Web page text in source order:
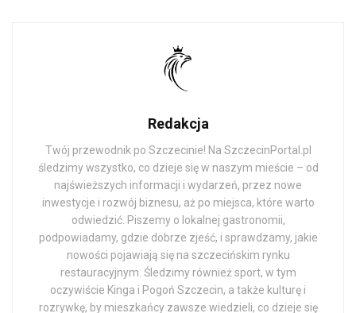
Redakcja
Twój przewodnik po Szczecinie! Na SzczecinPortal.pl
śledzimy wszystko, co dzieje się w naszym mieście – od
najświeższych informacji i wydarzeń, przez nowe
inwestycje i rozwój biznesu, aż po miejsca, które warto
odwiedzić. Piszemy o lokalnej gastronomii,
podpowiadamy, gdzie dobrze zjeść, i sprawdzamy, jakie
nowości pojawiają się na szczecińskim rynku
restauracyjnym. Śledzimy również sport, w tym
oczywiście Kinga i Pogoń Szczecin, a także kulturę i
rozrywkę, by mieszkańcy zawsze wiedzieli, co dzieje się